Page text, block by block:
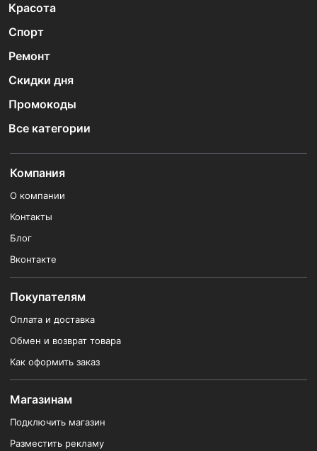
Красота
Спорт
Ремонт
Скидки дня
Промокоды
Все категории
Компания
О компании
Контакты
Блог
Вконтакте
Покупателям
Оплата и доставка
Обмен и возврат товара
Как оформить заказ
Магазинам
Подключить магазин
Разместить рекламу